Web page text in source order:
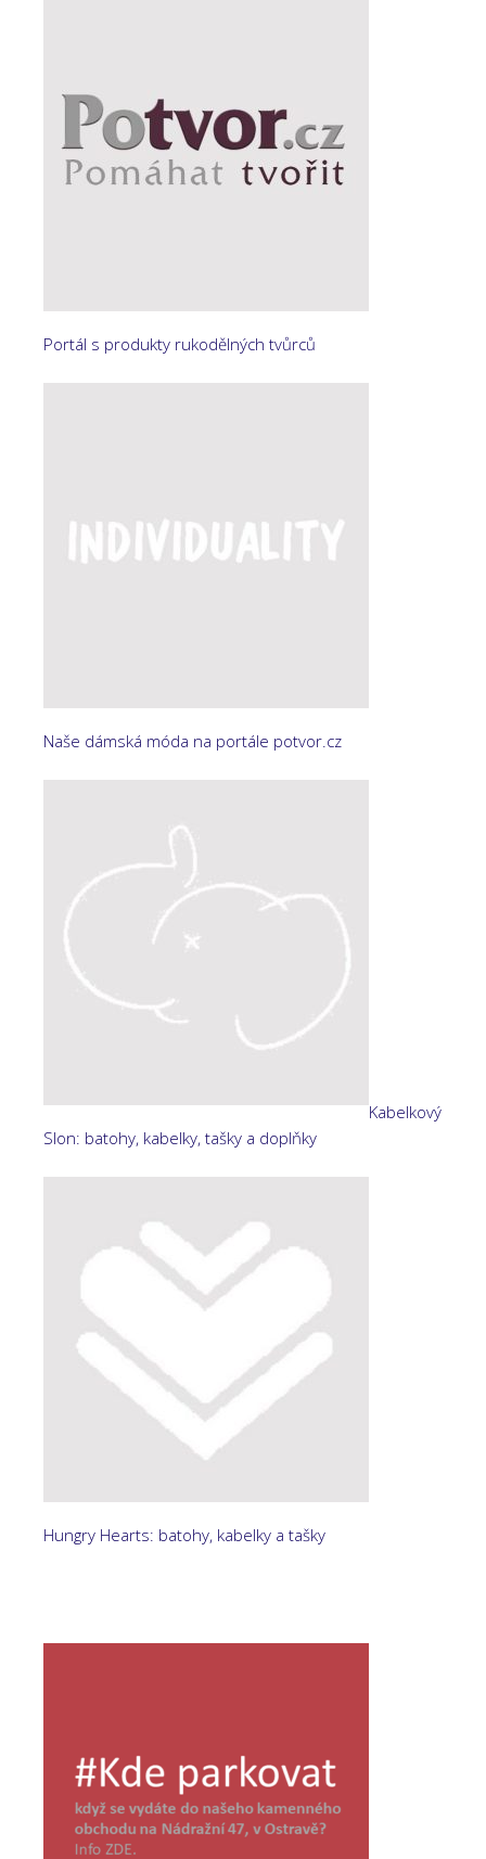
Portál s produkty rukodělných tvůrců
Naše dámská móda na portále potvor.cz
Kabelkový
Slon: batohy, kabelky, tašky a doplňky
Hungry Hearts: batohy, kabelky a tašky